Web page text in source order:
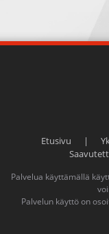
Etusivu |
Palvelua käyttämällä
Palvelun käyttö on